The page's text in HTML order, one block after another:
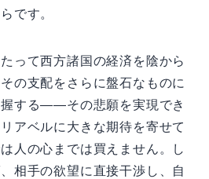
です。
って西方諸国の経済を陰から
の支配をさらに盤石なものに
握する――その悲願を実現でき
アベルに大きな期待を寄せて
人の心までは買えません。し
相手の欲望に直接干渉し、自